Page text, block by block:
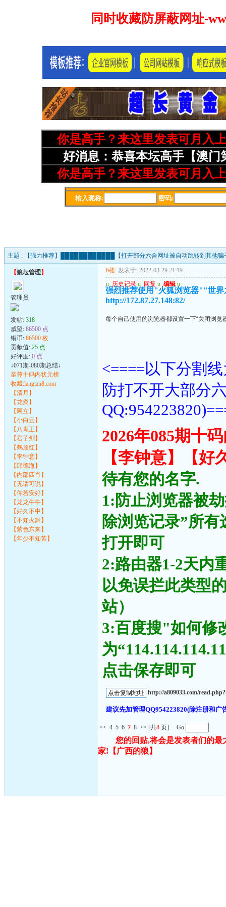
主题 : 【强力推荐】████████████【打开部分六合网址被自动跳转到其
【狼坛管理】
管理员
发帖: 318
威望: 86500 点
铜币: 86500 枚
贡献值: 25 点
好评度: 0 点
↓071期-080期总结↓
至尊十码内状元榜
收藏:langtan8.com
【清月】
【龙炎】
【阿立】
【小白云】
【八肖王】
【君子剑】
【鹤顶红】
【李钟意】
【邱德海】
【内部四肖】
【无话可说】
【你若安好】
【龙龙牛牛】
【好久不中】
【不知火舞】
【紫色东来】
【年少不知苦】
6楼 发表于: 2022-03-29 21:19
u 历史记录 u 回复 u 编辑 u
强烈推荐使用"火狐浏览器""世界
http://172.87.27.148:82/
每个自己使用的浏览器都设置一下“关闭浏
<====以下分割
防打不开大部分
2026年085期十
【李钟意】【
待有您的名字.
1:防止浏览器被
除浏览记录”所
打开即可
2:路由器1-2天内
以免误拦此类型
站）
3:百度搜"如何修
为
点击保存即可
http://a809033.com/
建议先加管理QQ954223820(除注册和
<< 4 5 6 7 8 >> [共8 页] Go
您的回贴,将会是发表者们的
家! 【广西的狼】